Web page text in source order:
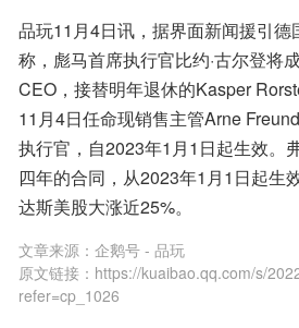
品玩11月4日讯，据界面新闻援引德
称，彪马首席执行官比约·古尔登将
CEO，接替明年退休的Kasper
11月4日任命现销售主管Arne
执行官，自2023年1月1日起生效。
四年的合同，从2023年1月1日起生
达斯美股大涨近25%。
文章来源： 企鹅号 - 品玩
原文链接： https://kuaibao.qq.com/s/
refer=cp_1026